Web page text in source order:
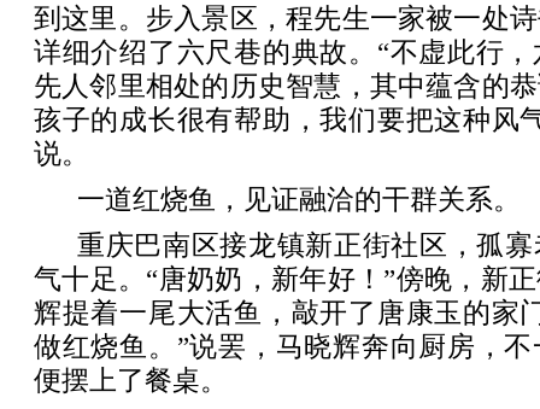
到这里。步入景区，程先生一家被一处
详细介绍了六尺巷的典故。“不虚此行
先人邻里相处的历史智慧，其中蕴含的
孩子的成长很有帮助，我们要把这种风
说。
一道红烧鱼，见证融洽的干群关系。
重庆巴南区接龙镇新正街社区，孤
气十足。“唐奶奶，新年好！”傍晚，新
辉提着一尾大活鱼，敲开了唐康玉的家
做红烧鱼。”说罢，马晓辉奔向厨房，
便摆上了餐桌。